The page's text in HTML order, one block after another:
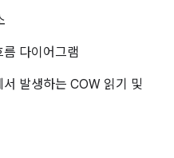
다이어그램
발생하는 COW 읽기 및